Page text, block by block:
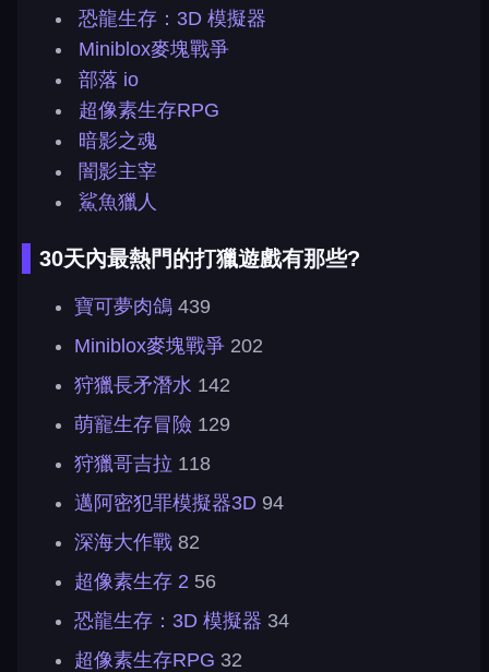
恐龍生存：3D 模擬器
Miniblox麥塊戰爭
部落 io
超像素生存RPG
暗影之魂
闇影主宰
鯊魚獵人
30天內最熱門的打獵遊戲有那些?
寶可夢肉鴿 439
Miniblox麥塊戰爭 202
狩獵長矛潛水 142
萌寵生存冒險 129
狩獵哥吉拉 118
邁阿密犯罪模擬器3D 94
深海大作戰 82
超像素生存 2 56
恐龍生存：3D 模擬器 34
超像素生存RPG 32